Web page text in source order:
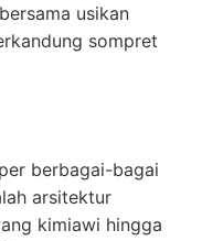
usikan
sompret
berbagai-bagai
arsitektur
kimiawi hingga